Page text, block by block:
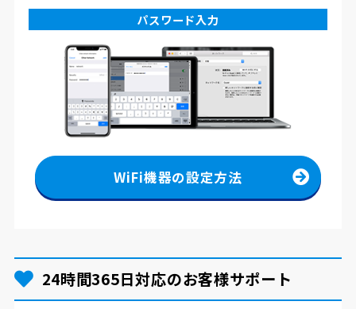
パスワード入力
WiFi機器の設定方法
24時間365日対応のお客様サポート